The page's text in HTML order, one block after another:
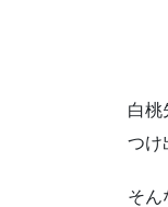
白桃
つけ
そん